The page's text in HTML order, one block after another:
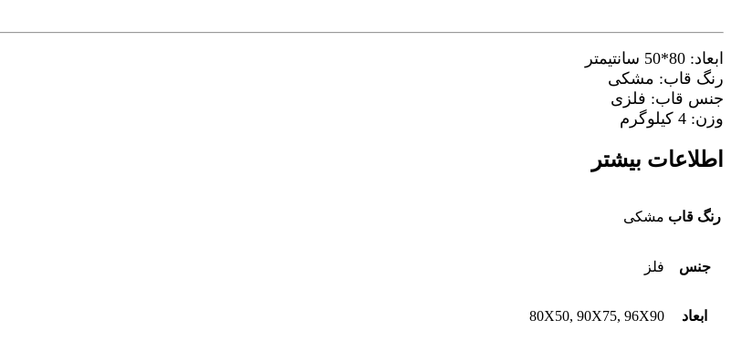
ابعاد: 80*50 سانتیمتر
رنگ قاب: مشکی
جنس قاب: فلزی
وزن: 4 کیلوگرم
اطلاعات بیشتر
رنگ قاب مشکی
جنس فلز
ابعاد 80X50, 90X75, 96X90